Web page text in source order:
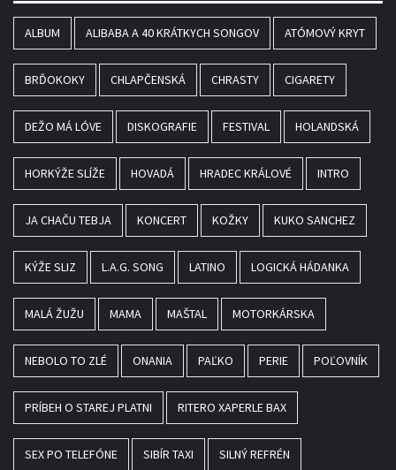
ALBUM ALIBABA A 40 KRÁTKYCH SONGOV ATÓMOVÝ KRYT
BRĎOKOKY CHLAPČENSKÁ CHRASTY CIGARETY
DEŽO MÁ LÓVE DISKOGRAFIE FESTIVAL HOLANDSKÁ
HORKÝŽE SLÍŽE HOVADÁ HRADEC KRÁLOVÉ INTRO
JA CHAČU TEBJA KONCERT KOŽKY KUKO SANCHEZ
KÝŽE SLIZ L.A.G. SONG LATINO LOGICKÁ HÁDANKA
MALÁ ŽUŽU MAMA MAŠTAL MOTORKÁRSKA
NEBOLO TO ZLÉ ONANIA PAĽKO PERIE POĽOVNÍK
PRÍBEH O STAREJ PLATNI RITERO XAPERLE BAX
SEX PO TELEFÓNE SIBÍR TAXI SILNÝ REFRÉN